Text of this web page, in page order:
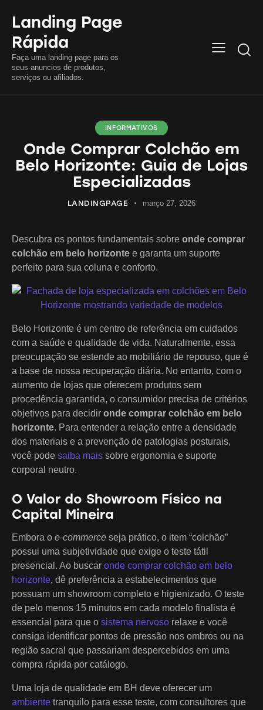
Landing Page
Rápida
Faça uma landing page para os
seus anuncios de produtos,
serviços ou afiliados.
INFORMATIVOS
Onde Comprar Colchão em
Belo Horizonte: Guia de Lojas
Especializadas
LANDINGPAGE março 27, 2026
Descubra os pontos fundamentais sobre onde comprar
colchão em belo horizonte e garanta um suporte
perfeito para sua coluna e conforto.
Belo Horizonte é um centro de referência em cuidados
com a saúde e qualidade de vida. Naturalmente, essa
preocupação se estende ao mobiliário de repouso, que é
a base de nossa recuperação diária. No entanto, com o
aumento de lojas que oferecem produtos sem
procedência garantida, o consumidor precisa de critérios
objetivos para decidir onde comprar colchão em belo
horizonte. Para entender a relação entre a densidade
dos materiais e a prevenção de patologias posturais,
você pode saiba mais sobre ergonomia e suporte
corporal neutro.
O Valor do Showroom Físico na
Capital Mineira
Embora o e-commerce seja prático, o item “colchão”
possui uma subjetividade que exige o teste tátil
presencial. Ao buscar onde comprar colchão em belo
horizonte, dê preferência a estabelecimentos que
possuam um showroom completo e higienizado. O teste
de pelo menos 15 minutos em cada modelo finalista é
essencial para que o sistema nervoso relaxe e você
consiga identificar pontos de pressão nos ombros ou na
região sacral que passariam despercebidos em uma
compra rápida por catálogo.
Uma loja de qualidade em BH deve oferecer um
ambiente tranquilo para esse teste, com consultores que